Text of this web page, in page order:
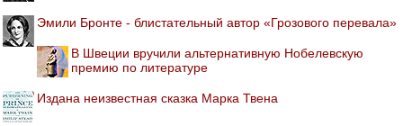
Эмили Бронте - блистательный автор «Грозового перевала»
В Швеции вручили альтернативную Нобелевскую
премию по литературе
Издана неизвестная сказка Марка Твена